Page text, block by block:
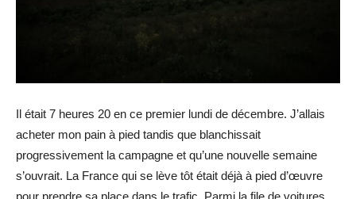
Il était 7 heures 20 en ce premier lundi de décembre. J’allais
acheter mon pain à pied tandis que blanchissait
progressivement la campagne et qu’une nouvelle semaine
s’ouvrait. La France qui se lève tôt était déjà à pied d’œuvre
pour prendre sa place dans le trafic. Parmi la file de voitures